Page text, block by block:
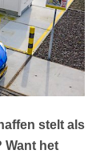
stelt als
Want het